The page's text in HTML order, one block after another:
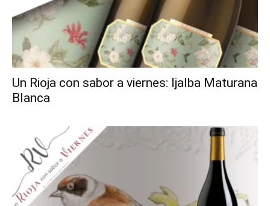
Un Rioja con sabor a viernes: Ijalba Maturana
Blanca